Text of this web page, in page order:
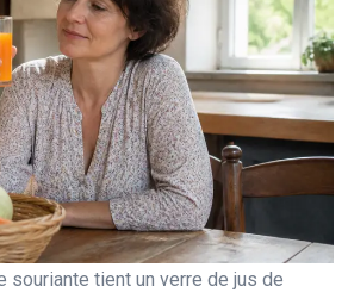
souriante tient un verre de jus de